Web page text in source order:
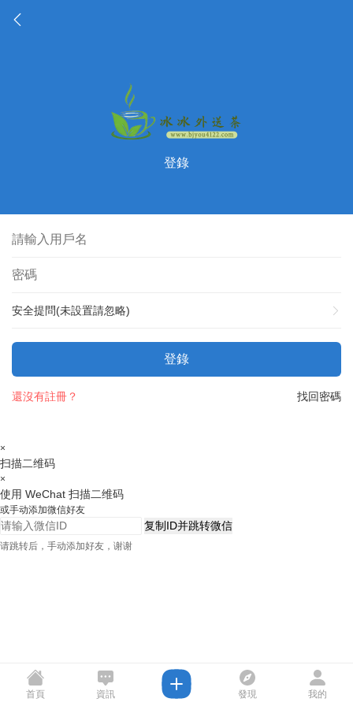
登錄
安全提問(未設置請忽略)
登錄
找回密碼
還沒有註冊？
×
扫描二维码
×
使用 WeChat 扫描二维码
或手动添加微信好友
复制ID并跳转微信
请跳转后，手动添加好友，谢谢
首頁 資訊 發現 我的